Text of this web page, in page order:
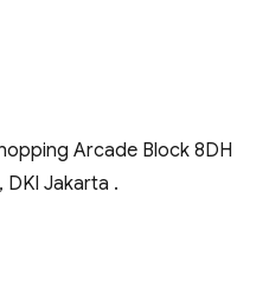
Arcade Block 8DH
DKI Jakarta .